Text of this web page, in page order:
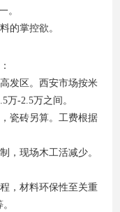
。
的掌控欲。
发区。西安市场按米
万-2.5万之间。
瓷砖另算。工费根据
，现场木工活减少。
，材料环保性至关重